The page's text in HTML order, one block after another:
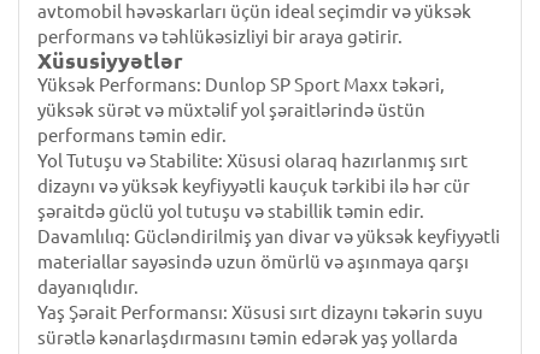
avtomobil həvəskarları üçün ideal seçimdir və yüksək
performans və təhlükəsizliyi bir araya gətirir.
Xüsusiyyətlər
Yüksək Performans: Dunlop SP Sport Maxx təkəri,
yüksək sürət və müxtəlif yol şəraitlərində üstün
performans təmin edir.
Yol Tutuşu və Stabilite: Xüsusi olaraq hazırlanmış sırt
dizaynı və yüksək keyfiyyətli kauçuk tərkibi ilə hər cür
şəraitdə güclü yol tutuşu və stabillik təmin edir.
Davamlılıq: Gücləndirilmiş yan divar və yüksək keyfiyyətli
materiallar sayəsində uzun ömürlü və aşınmaya qarşı
dayanıqlıdır.
Yaş Şərait Performansı: Xüsusi sırt dizaynı təkərin suyu
sürətlə kənarlaşdırmasını təmin edərək yaş yollarda